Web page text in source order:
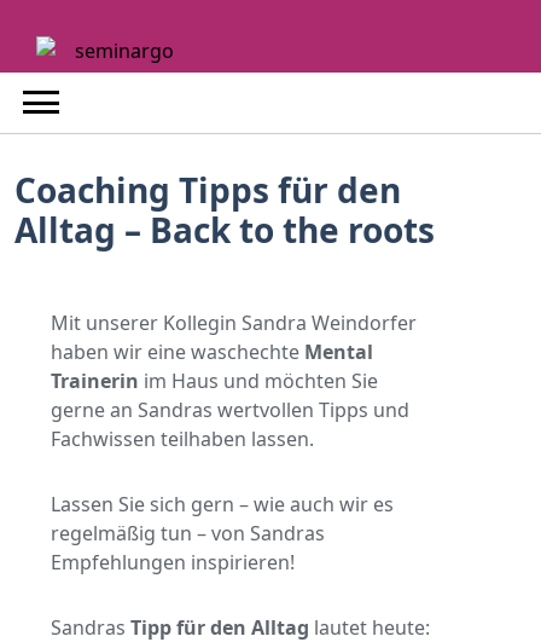
content
Coaching Tipps für den
Alltag – Back to the roots
Mit unserer Kollegin Sandra Weindorfer
haben wir eine waschechte Mental
Trainerin im Haus und möchten Sie
gerne an Sandras wertvollen Tipps und
Fachwissen teilhaben lassen.
Lassen Sie sich gern – wie auch wir es
regelmäßig tun – von Sandras
Empfehlungen inspirieren!
SandrasTipp für den Alltag lautet heute: